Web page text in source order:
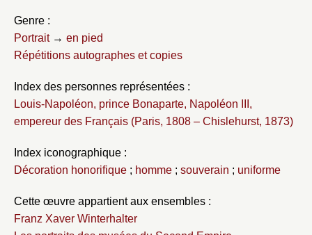
Genre :
Portrait→ en pied
Répétitions autographes et copies
Index des personnes représentées :
Louis-Napoléon, prince Bonaparte, Napoléon III,
empereur des Français (Paris, 1808 – Chislehurst, 1873)
Index iconographique :
Décoration honorifique ; homme ; souverain ; uniforme
Cette œuvre appartient aux ensembles :
Franz Xaver Winterhalter